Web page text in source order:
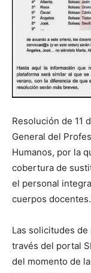
Resolución de 11
General del
Humanos, por la
cobertura de
el personal
cuerpos docentes.
Las solicitudes
través del portal
del momento de